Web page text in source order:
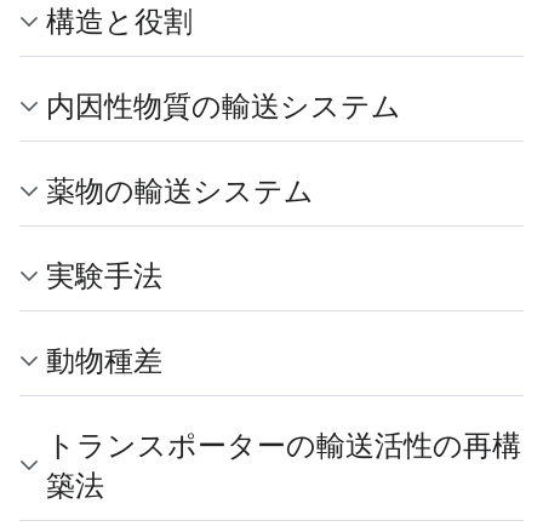
構造と役割
内因性物質の輸送システム
薬物の輸送システム
実験手法
動物種差
トランスポーターの輸送活性の再構
築法